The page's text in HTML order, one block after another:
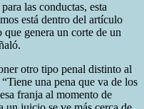
las conductas, esta
está dentro del artículo
genera un corte de un
otro tipo penal distinto al
una pena que va de los
franja al momento de